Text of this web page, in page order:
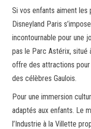
Si vos enfants aiment les
Disneyland Paris
incontournable pour une
pas le Parc Astérix, situé
offre des attractions pour
des célèbres Gaulois.
Pour une immersion
adaptés aux enfants. Le
l’Industrie à la Villette